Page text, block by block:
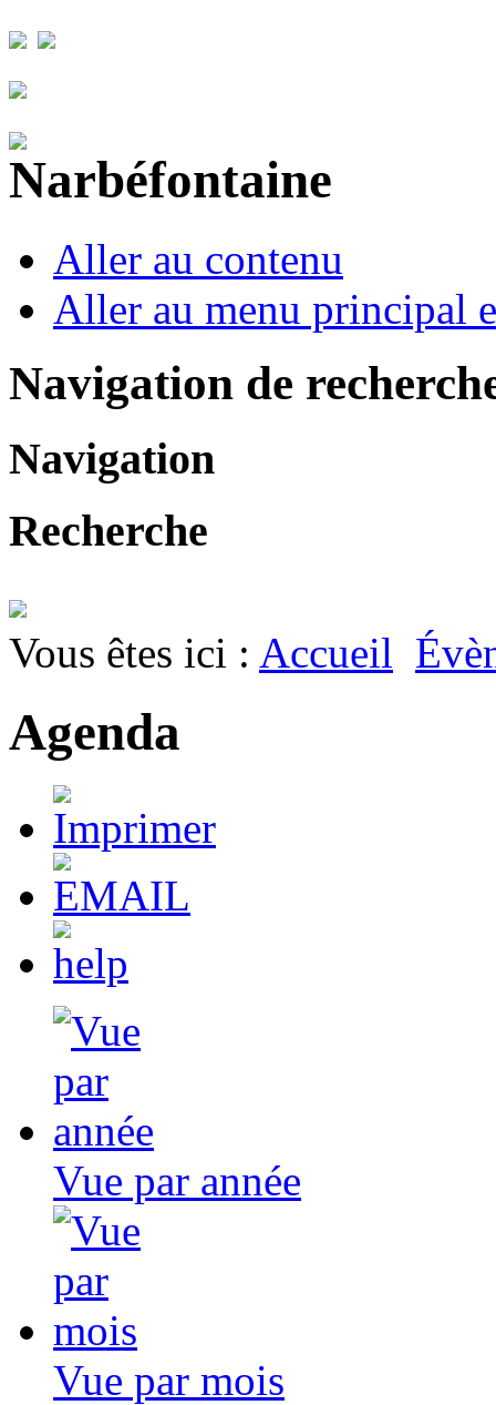
Aller au contenu
Aller au menu principal
Navigation de
Navigation
Recherche
Vous êtes ici : Accueil
Agenda
Vue par année
Vue par mois